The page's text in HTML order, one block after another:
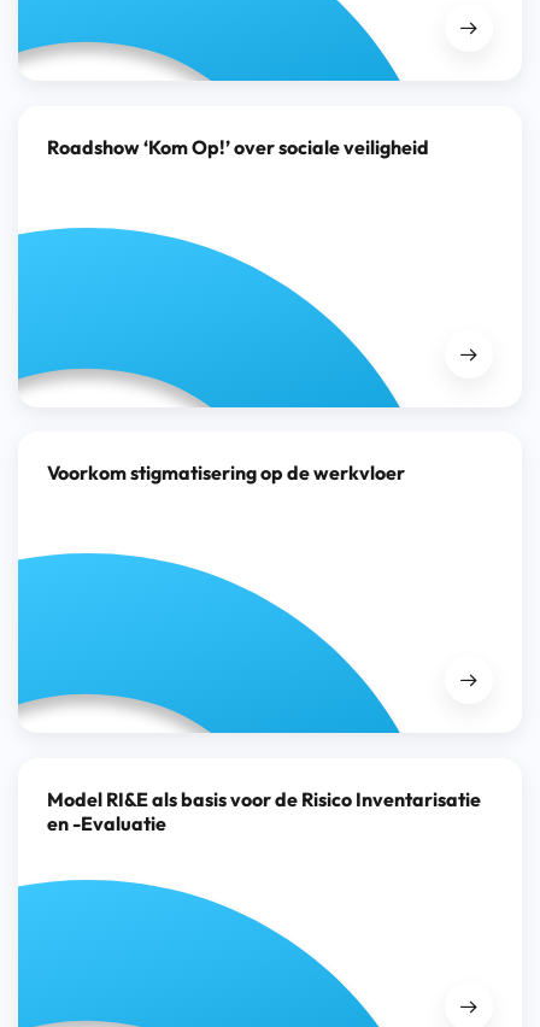
Roadshow ‘Kom Op!’ over sociale veiligheid
Voorkom stigmatisering op de werkvloer
Model RI&E als basis voor de Risico Inventarisatie
en -Evaluatie